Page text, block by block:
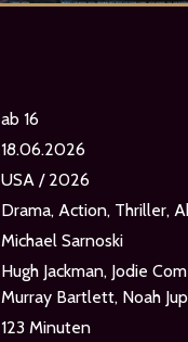
ab 16
18.06.2026
USA / 2026
Drama, Action, Thriller,
Michael Sarnoski
Hugh Jackman, Jodie
Murray Bartlett, Noah
123 Minuten